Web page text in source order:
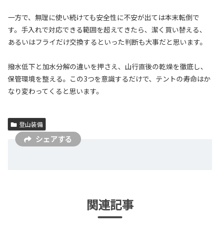
一方で、無理に使い続けても安全性に不安が出ては本末転倒で
す。手入れで対応できる範囲を超えてきたら、潔く買い替える、
あるいはフライだけ交換するといった判断も大事だと思います。
撥水低下と加水分解の違いを押さえ、山行直後の乾燥を徹底し、
保管環境を整える。この3つを意識するだけで、テントの寿命はか
なり変わってくると思います。
登山装備
シェアする
関連記事